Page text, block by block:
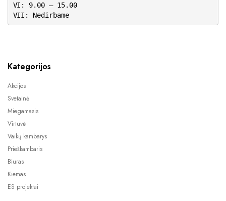
VI: 9.00 – 15.00
VII: Nedirbame
Kategorijos
Akcijos
Svetainė
Miegamasis
Virtuvė
Vaikų kambarys
Prieškambaris
Biuras
Kiemas
ES projektai